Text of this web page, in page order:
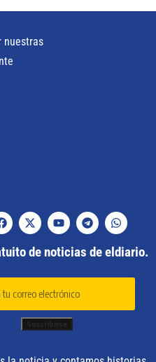
nuestras
de noticias de eldiario.